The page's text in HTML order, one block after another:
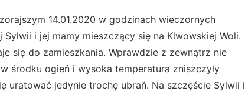
14.01.2020 w godzinach wieczornych
Sylwii i jej mamy mieszczący się na Klwowskiej Woli.
się do zamieszkania. Wprawdzie z zewnątrz nie
środku ogień i wysoka temperatura zniszczyły
uratować jedynie trochę ubrań. Na szczęście Sylwii i